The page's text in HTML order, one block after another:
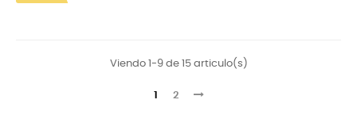
Viendo 1-9 de 15 articulo(s)
1 2